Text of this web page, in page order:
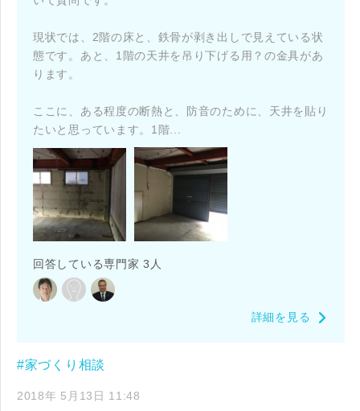
現状では、2階の床と、鉄骨が剥き出しで見えている状
態です。あと、1階の天井を吊り下げる用？の金具があ
ります。
ここに、ある程度の断熱と、防音のために、天井を貼り
たいと思っています。1階...
回答している専門家 3人
詳細を見る
#家づくり相談
2018年 5月13日 11:48